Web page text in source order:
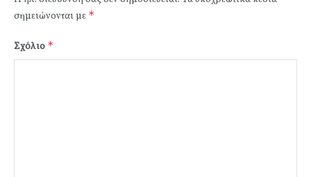
σημειώνονται με *
Σχόλιο *